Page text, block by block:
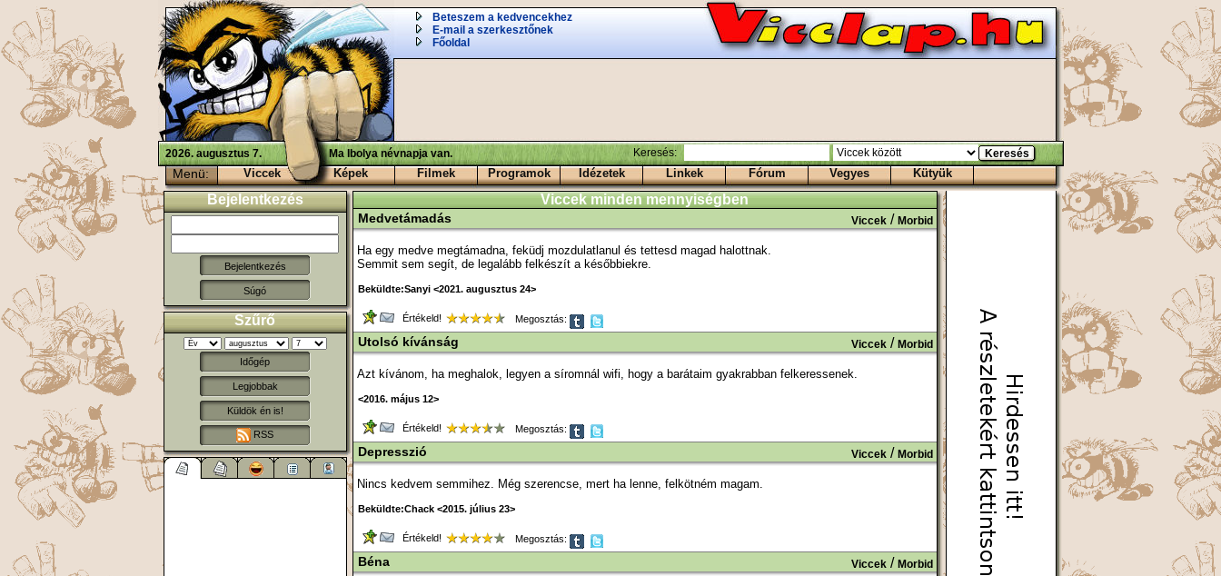
Beteszem a kedvencekhez
E-mail a szerkesztőnek
Főoldal
2026. augusztus 7. Ma Ibolya névnapja van. Keresés:
Menü: Viccek Képek Filmek Programok Idézetek Linkek Fórum Vegyes Kütyük
Bejelentkezés
Súgó
Szűrő
Időgép
Legjobbak
Küldök én is!
RSS
Viccek minden mennyiségben
Medvetámadás Viccek/ Morbid
Ha egy medve megtámadna, feküdj mozdulatlanul és tettesd magad halottnak.
Semmit sem segít, de legalább felkészít a későbbiekre.
Beküldte:Sanyi <2021. augusztus 24>
Értékeld! Megosztás:
Utolsó kívánság Viccek/ Morbid
Azt kívánom, ha meghalok, legyen a síromnál wifi, hogy a barátaim gyakrabban felkeressenek.
<2016. május 12>
Értékeld! Megosztás:
Depresszió Viccek/ Morbid
Nincs kedvem semmihez. Még szerencse, mert ha lenne, felkötném magam.
Beküldte:Chack <2015. július 23>
Értékeld! Megosztás:
Béna Viccek/ Morbid